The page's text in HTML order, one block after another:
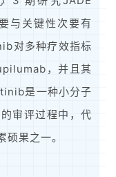
与关键性次要有
对多种疗效指标
，并且其
是一种小分子
审评过程中，代
果之一。